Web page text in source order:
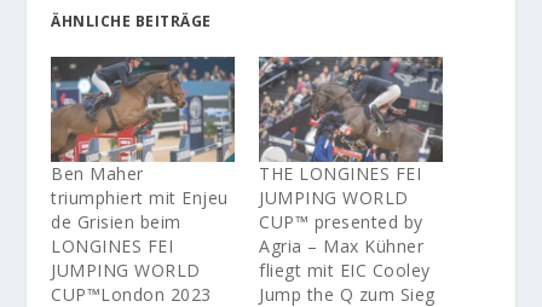
ÄHNLICHE BEITRÄGE
Ben Maher
triumphiert mit Enjeu
de Grisien beim
LONGINES FEI
JUMPING WORLD
CUP™London 2023
THE LONGINES FEI
JUMPING WORLD
CUP™ presented by
Agria – Max Kühner
fliegt mit EIC Cooley
Jump the Q zum Sieg